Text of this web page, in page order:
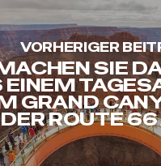
VORHERIGER
SIE
EINEM
GRAND
DER ROUTE 66